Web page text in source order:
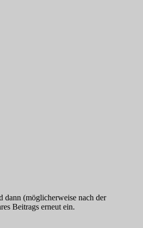
(möglicherweise nach der
Beitrags erneut ein.